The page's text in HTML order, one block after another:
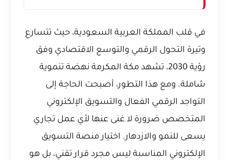
في قلب المملكة العربية السعودية، حيث تتسارع
وتيرة التحول الرقمي والتوسع الاقتصادي وفق
رؤية 2030، تشهد مكة المكرمة نهضة تنموية
شاملة. ومع هذا التطور، أصبحت الحاجة إلى
التواجد الرقمي الفعال والتسويق الإلكتروني
المتخصص ضرورة لا غنى عنها لأي عمل تجاري
يسعى للنمو والازدهار. اختيار منصة التسويق
الإلكتروني المناسبة ليس مجرد قرار تقني، بل هو